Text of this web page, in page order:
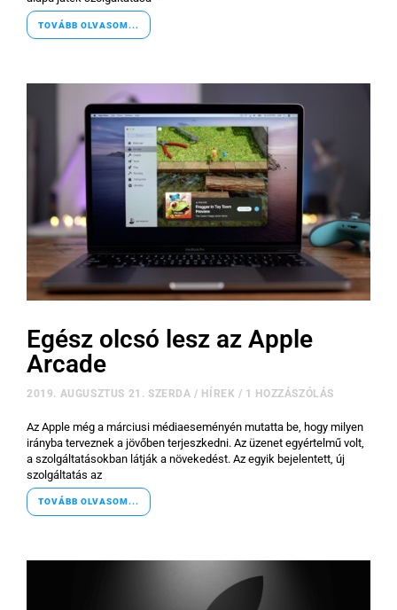
TOVÁBB OLVASOM...
Egész olcsó lesz az Apple
Arcade
2019. AUGUSZTUS 21. SZERDA / HÍREK / 1 HOZZÁSZÓLÁS
Az Apple még a márciusi médiaeseményén mutatta be, hogy milyen
irányba terveznek a jövőben terjeszkedni. Az üzenet egyértelmű volt,
a szolgáltatásokban látják a növekedést. Az egyik bejelentett, új
szolgáltatás az
TOVÁBB OLVASOM...